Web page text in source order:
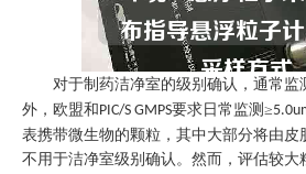
对于制药洁净室的级别确认，通常监
外，欧盟和 PIC/S GMPS要求日常监测 ≥
表携带微生物的颗粒，其中大部分将由皮
不用于洁净室级别确认。然而，评估较大